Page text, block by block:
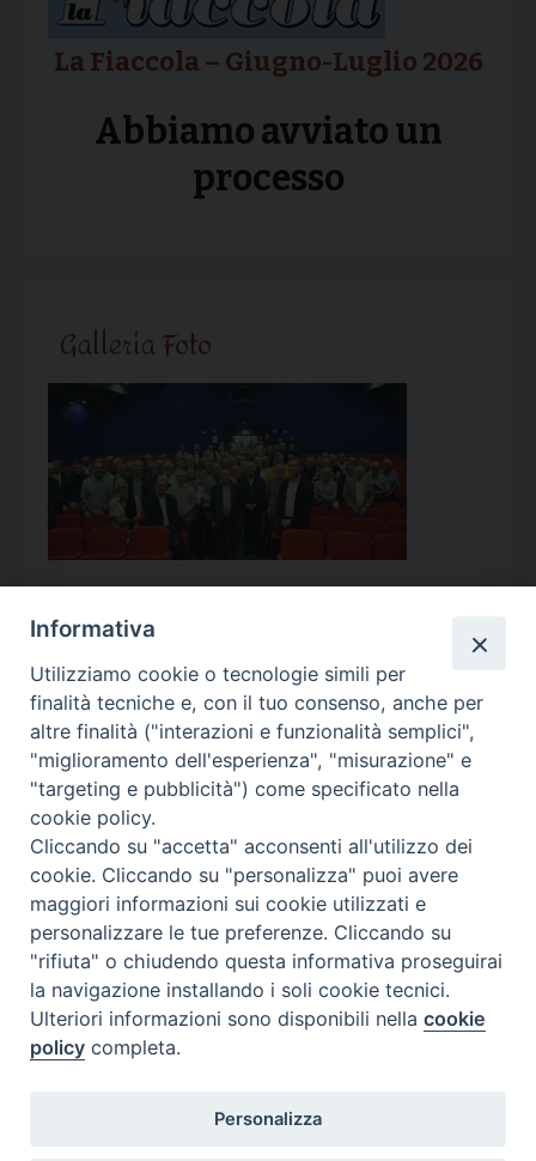
La Fiaccola – Giugno-Luglio 2026
Abbiamo avviato un
processo
Galleria Foto
Calendario Appuntamenti
<< Ago 2026 >>
l m m g v s
d
27
28
3
4 5 6 7 8
9
10
11 12 13 14 15
17
18 19 21
24 25 26 27 28 29 30
31 1
Informativa
Utilizziamo cookie o tecnologie simili per
finalità tecniche e, con il tuo consenso, anche per
altre finalità ("interazioni e funzionalità semplici",
"miglioramento dell'esperienza", "misurazione" e
"targeting e pubblicità") come specificato nella
cookie policy.
Cliccando su "accetta" acconsenti all'utilizzo dei
cookie. Cliccando su "personalizza" puoi avere
maggiori informazioni sui cookie utilizzati e
personalizzare le tue preferenze. Cliccando su
"rifiuta" o chiudendo questa informativa proseguirai
la navigazione installando i soli cookie tecnici.
Ulteriori informazioni sono disponibili nellacookie
policy completa.
Personalizza